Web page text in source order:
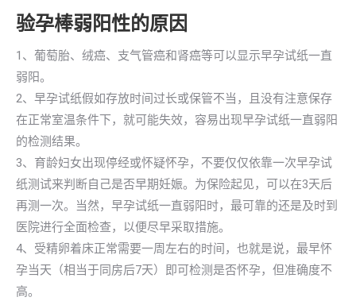
验孕棒弱阳性的原因
1、葡萄胎、绒癌、支气管癌和肾癌等可以显示早孕试纸一直
弱阳。
2、早孕试纸假如存放时间过长或保管不当，且没有注意保存
在正常室温条件下，就可能失效，容易出现早孕试纸一直弱阳
的检测结果。
3、育龄妇女出现停经或怀疑怀孕，不要仅仅依靠一次早孕试
纸测试来判断自己是否早期妊娠。为保险起见，可以在3天后
再测一次。当然，早孕试纸一直弱阳时，最可靠的还是及时到
医院进行全面检查，以便尽早采取措施。
4、受精卵着床正常需要一周左右的时间，也就是说，最早怀
孕当天（相当于同房后7天）即可检测是否怀孕，但准确度不
高。